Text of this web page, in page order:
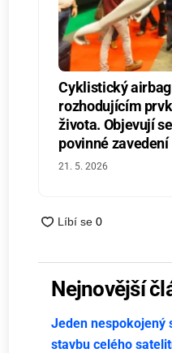
Cyklistický
rozhodujícím
života. Objevují
povinné zavedení
21. 5. 2026
Nejnovější
Jeden nespokojený
stavbu celého